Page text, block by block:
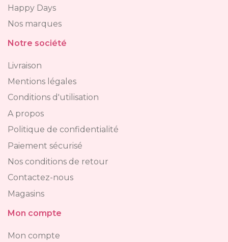
Happy Days
Nos marques
Notre société
Livraison
Mentions légales
Conditions d'utilisation
A propos
Politique de confidentialité
Paiement sécurisé
Nos conditions de retour
Contactez-nous
Magasins
Mon compte
Mon compte